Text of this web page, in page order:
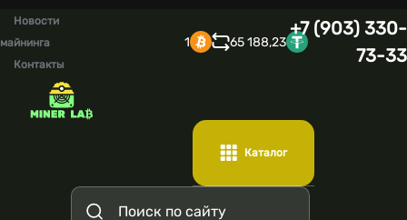
Новости
майнинга
Контакты
1 65 188,23
+7 (903) 330-
73-33
Каталог